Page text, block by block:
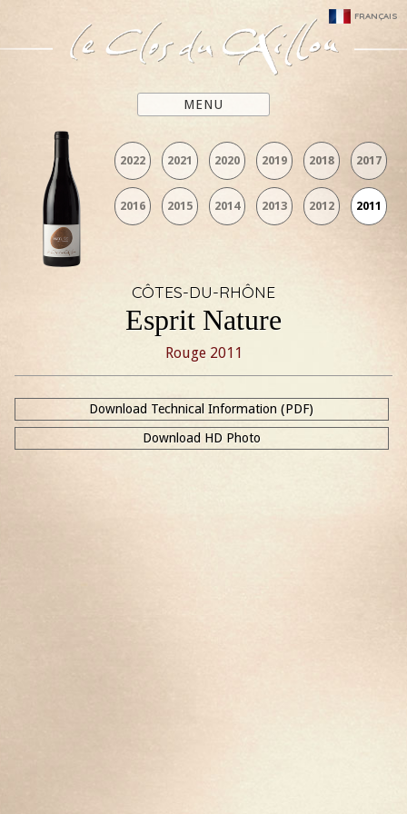
FRANÇAIS
MENU
2022 2021 2020 2019 2018 2017
2016 2015 2014 2013 2012 2011
CÔTES-DU-RHÔNE
Esprit Nature
Rouge 2011
Download Technical Information (PDF)
Download HD Photo